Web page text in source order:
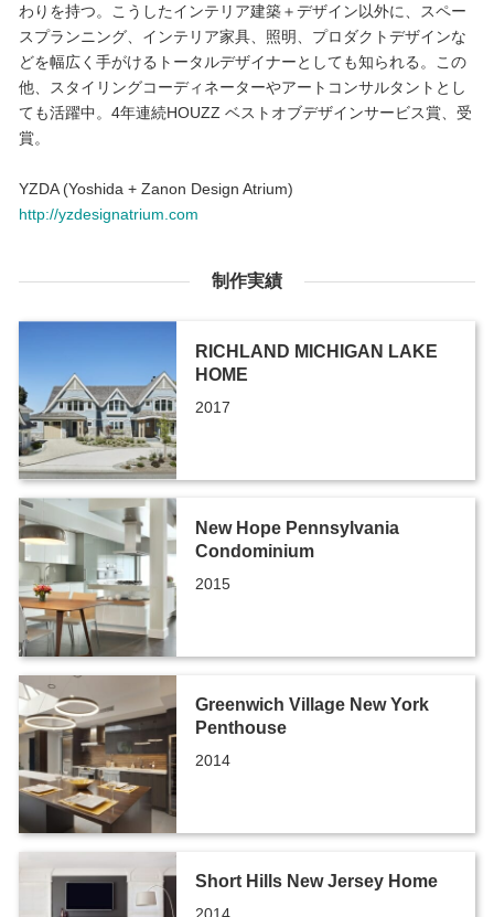
わりを持つ。こうしたインテリア建築＋デザイン以外に、スペー
スプランニング、インテリア家具、照明、プロダクトデザインな
どを幅広く手がけるトータルデザイナーとしても知られる。この
他、スタイリングコーディネーターやアートコンサルタントとし
ても活躍中。4年連続HOUZZ ベストオブデザインサービス賞、受
賞。
YZDA (Yoshida + Zanon Design Atrium)
http://yzdesignatrium.com
制作実績
RICHLAND MICHIGAN LAKE
HOME
2017
New Hope Pennsylvania
Condominium
2015
Greenwich Village New York
Penthouse
2014
Short Hills New Jersey Home